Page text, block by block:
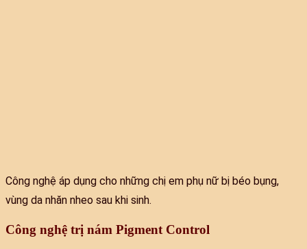
Công nghệ áp dụng cho những chị em phụ nữ bị béo bụng,
vùng da nhăn nheo sau khi sinh.
Công nghệ trị nám Pigment Control